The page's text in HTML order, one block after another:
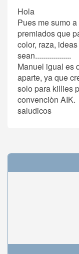
Hola
Pues me sumo
premiados que
color, raza,
sean..................
Manuel igual es
aparte, ya que
solo para killies
convenciòn AIK.
saludicos